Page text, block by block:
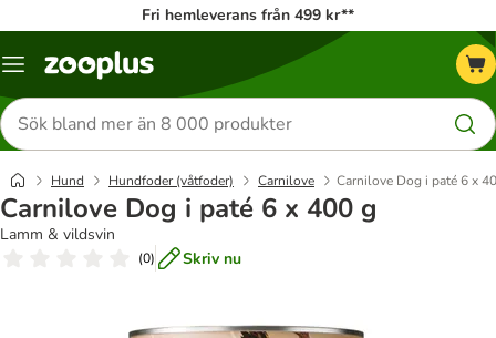
Fri hemleverans från 499 kr**
Katalogmeny
Sök
efter
produkter
Hund Hundfoder (våtfoder) Carnilove Carnilove Dog i paté 6 x
Carnilove Dog i paté 6 x 400 g
Lamm & vildsvin
(0) Skriv nu